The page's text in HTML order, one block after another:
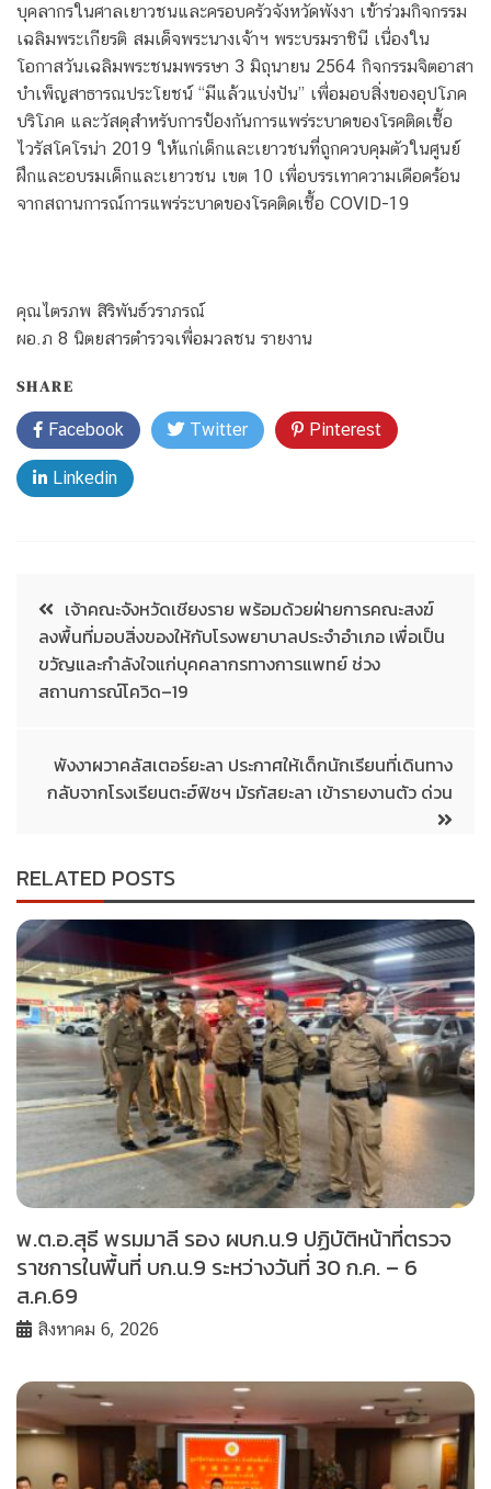
บุคลากรในศาลเยาวชนและครอบครัวจังหวัดพังงา เข้าร่วมกิจกรรม
เฉลิมพระเกียรติ สมเด็จพระนางเจ้าฯ พระบรมราชินี เนื่องใน
โอกาสวันเฉลิมพระชนมพรรษา 3 มิถุนายน 2564 กิจกรรมจิตอาสา
บำเพ็ญสาธารณประโยชน์ “มีแล้วแบ่งปัน” เพื่อมอบสิ่งของอุปโภค
บริโภค และวัสดุสำหรับการป้องกันการแพร่ระบาดของโรคติดเชื้อ
ไวรัสโคโรน่า 2019 ให้แก่เด็กและเยาวชนที่ถูกควบคุมตัวในศูนย์
ฝึกและอบรมเด็กและเยาวชน เขต 10 เพื่อบรรเทาความเดือดร้อน
จากสถานการณ์การแพร่ระบาดของโรคติดเชื้อ COVID-19
คุณไตรภพ สิริพันธ์วราภรณ์
ผอ.ภ 8 นิตยสารตำรวจเพื่อมวลชน รายงาน
SHARE
Facebook Twitter Pinterest
Linkedin
เจ้าคณะจังหวัดเชียงราย พร้อมด้วยฝ่ายการคณะสงฆ์
ลงพื้นที่มอบสิ่งของให้กับโรงพยาบาลประจำอำเภอ เพื่อเป็น
ขวัญและกำลังใจแก่บุคคลากรทางการแพทย์ ช่วง
สถานการณ์โควิด–19
พังงาผวาคลัสเตอร์ยะลา ประกาศให้เด็กนักเรียนที่เดินทาง
กลับจากโรงเรียนตะฮ์ฟิชฯ มัรกัสยะลา เข้ารายงานตัว ด่วน
RELATED POSTS
พ.ต.อ.สุธี พรมมาลี รอง ผบก.น.9 ปฏิบัติหน้าที่ตรวจ
ราชการในพื้นที่ บก.น.9 ระหว่างวันที่ 30 ก.ค. – 6
ส.ค.69
สิงหาคม 6, 2026